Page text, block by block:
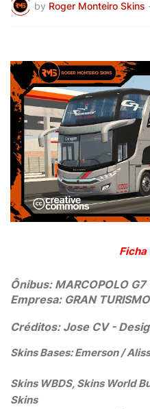
by Roger Monteiro Skins
Ficha
Ônibus: MARCOPOLO
Empresa: GRAN
Créditos: Jose CV-
Skins Bases: Emerson /
Skins WBDS, Skins World
Skins